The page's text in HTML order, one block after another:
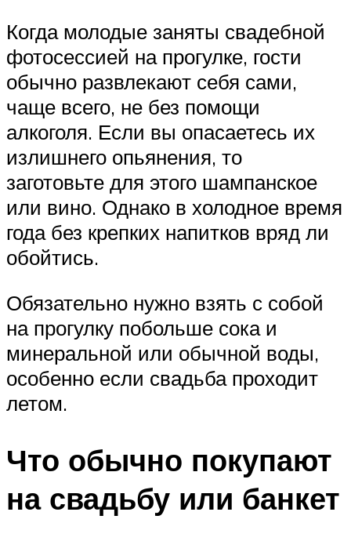
Когда молодые заняты свадебной
фотосессией на прогулке, гости
обычно развлекают себя сами,
чаще всего, не без помощи
алкоголя. Если вы опасаетесь их
излишнего опьянения, то
заготовьте для этого шампанское
или вино. Однако в холодное время
года без крепких напитков вряд ли
обойтись.
Обязательно нужно взять с собой
на прогулку побольше сока и
минеральной или обычной воды,
особенно если свадьба проходит
летом.
Что обычно покупают
на свадьбу или банкет